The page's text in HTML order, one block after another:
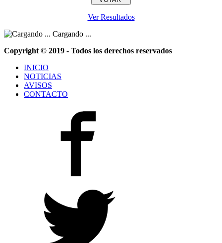
Ver Resultados
Cargando ...
Copyright © 2019 - Todos los derechos reservados
INICIO
NOTICIAS
AVISOS
CONTACTO